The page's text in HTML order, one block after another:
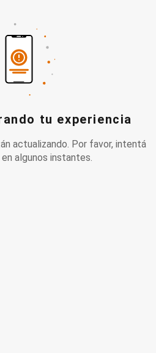
tu experiencia
actualizando. Por favor, intentá
algunos instantes.